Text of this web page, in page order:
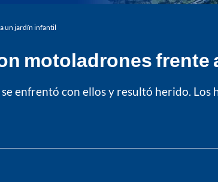
un jardín infantil
motoladrones
enfrentó con ellos y resultó herido. Los